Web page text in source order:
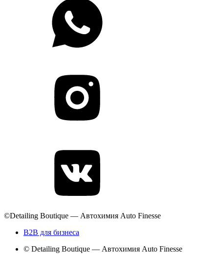
©Detailing Boutique — Автохимия Auto Finesse
B2B для бизнеса
© Detailing Boutique — Автохимия Auto Finesse